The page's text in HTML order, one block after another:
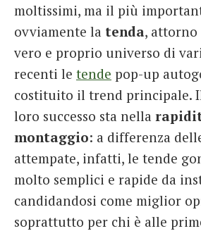
moltissimi, ma il più
ovviamente la tenda, attorno
vero e proprio universo di
recenti le tende pop-up
costituito il trend principale.
loro successo sta nella
montaggio: a differenza
attempate, infatti, le tende
molto semplici e rapide da
candidandosi come miglior
soprattutto per chi è alle